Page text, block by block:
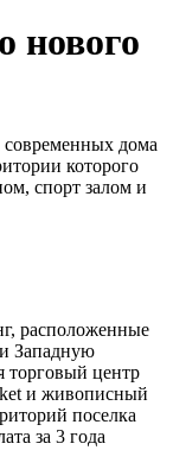
нового
современных дома
которого
спорт залом и
расположенные
Западную
торговый центр
и живописный
поселка
за 3 года